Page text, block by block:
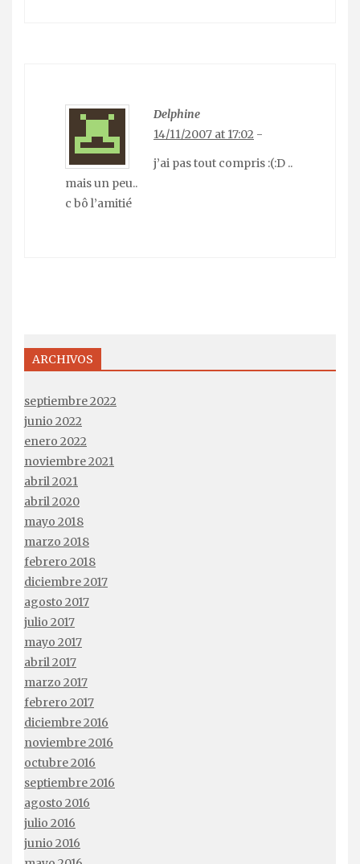
Delphine
14/11/2007 at 17:02 -
j’ai pas tout compris :(:D ..
mais un peu..
c bô l’amitié
ARCHIVOS
septiembre 2022
junio 2022
enero 2022
noviembre 2021
abril 2021
abril 2020
mayo 2018
marzo 2018
febrero 2018
diciembre 2017
agosto 2017
julio 2017
mayo 2017
abril 2017
marzo 2017
febrero 2017
diciembre 2016
noviembre 2016
octubre 2016
septiembre 2016
agosto 2016
julio 2016
junio 2016